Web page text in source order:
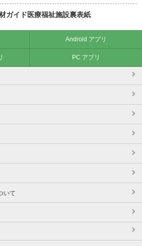
ガイド医療福祉施設裏表紙
Android アプリ
PC アプリ
いて